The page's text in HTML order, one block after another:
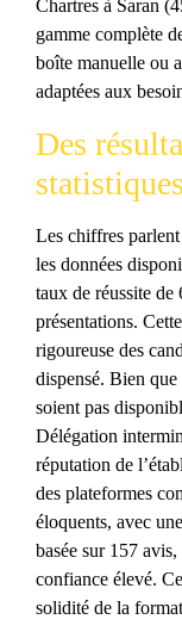
Chartres à Saran
gamme complète
boîte manuelle ou
adaptées aux
Des
statistiques
Les chiffres
les données
taux de réussite
présentations.
rigoureuse des
dispensé. Bien
soient pas
Délégation
réputation de
des plateformes
éloquents, avec
basée sur 157
confiance élevé.
solidité de la